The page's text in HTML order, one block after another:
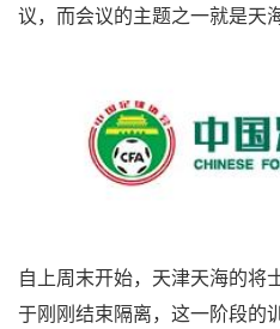
议，而会议的主题之一就是天
自上周末开始，天津天海的将
于刚刚结束隔离，这一阶段的